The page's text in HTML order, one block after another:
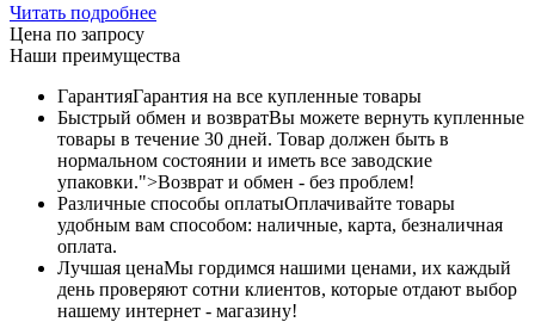
Читать подробнее
Цена по запросу
Наши преимущества
ГарантияГарантия на все купленные товары
Быстрый обмен и возвратВы можете вернуть купленные
товары в течение 30 дней. Товар должен быть в
нормальном состоянии и иметь все заводские
упаковки.">Возврат и обмен - без проблем!
Различные способы оплатыОплачивайте товары
удобным вам способом: наличные, карта, безналичная
оплата.
Лучшая ценаМы гордимся нашими ценами, их каждый
день проверяют сотни клиентов, которые отдают выбор
нашему интернет - магазину!